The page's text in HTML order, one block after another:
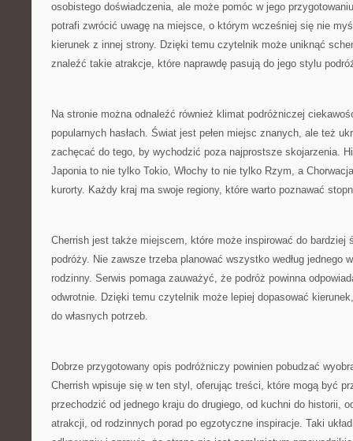
osobistego doświadczenia, ale może pomóc w jego
potrafi zwrócić uwagę na miejsce, o którym wcześniej się nie
kierunek z innej strony. Dzięki temu czytelnik może uniknąć
znaleźć takie atrakcje, które naprawdę pasują do jego stylu
Na stronie można odnaleźć również klimat podróżniczej
popularnych hasłach. Świat jest pełen miejsc znanych, ale też
zachęcać do tego, by wychodzić poza najprostsze skojarzenia.
Japonia to nie tylko Tokio, Włochy to nie tylko Rzym, a
kurorty. Każdy kraj ma swoje regiony, które warto poznawać
Cherrish jest także miejscem, które może inspirować do bardziej
podróży. Nie zawsze trzeba planować wszystko według jednego
rodzinny. Serwis pomaga zauważyć, że podróż powinna
odwrotnie. Dzięki temu czytelnik może lepiej dopasować
do własnych potrzeb.
Dobrze przygotowany opis podróżniczy powinien pobudzać
Cherrish wpisuje się w ten styl, oferując treści, które mogą być
przechodzić od jednego kraju do drugiego, od kuchni do historii,
atrakcji, od rodzinnych porad po egzotyczne inspiracje. Taki